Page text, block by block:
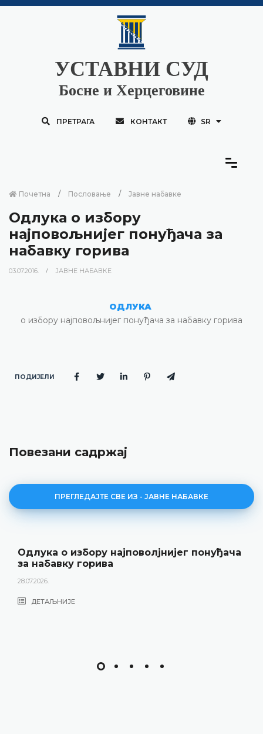
УСТАВНИ СУД
Босне и Херцеговине
ПРЕТРАГА КОНТАКТ SR
Почетна Пословање Јавне набавке
Одлука о избору
најповољнијег понуђача за
набавку горива
03.07.2016. ЈАВНЕ НАБАВКЕ
ОДЛУКА
о избору најповољнијег понуђача за набавку горива
ПОДИЈЕЛИ
Повезани садржај
ПРЕГЛЕДАЈТЕ СВЕ ИЗ - ЈАВНЕ НАБАВКЕ
Одлука о избору најповолјнијег понуђача
за набавку горива
28.07.2026.
ДЕТАЉНИЈЕ